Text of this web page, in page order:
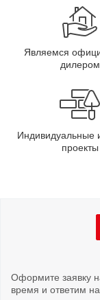
Являемся
дилером
Индивидуальные
проекты
Оформите заявку
время и ответим